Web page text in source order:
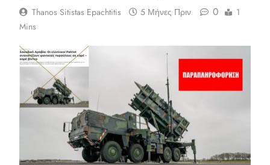
Thanos Sitistas Epachtitis 5 Μήνες Πριν 0
1
Mins